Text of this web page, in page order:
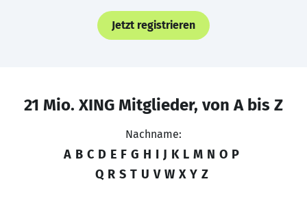
Jetzt registrieren
21 Mio. XING Mitglieder, von A bis Z
Nachname:
A B C D E F G H I J K L M N O P
Q R S T U V W X Y Z